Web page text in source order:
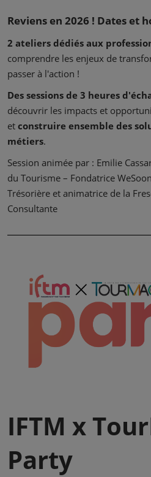
Reviens en 2026 ! Dates et
2 ateliers dédiés aux
comprendre les enjeux de
passer à l'action !
Des sessions de 3 heures
découvrir les impacts et
et construire ensemble des
métiers.
Session animée par : Emilie
du Tourisme – Fondatrice
Trésorière et animatrice de la
Consultante
IFTM x
Party